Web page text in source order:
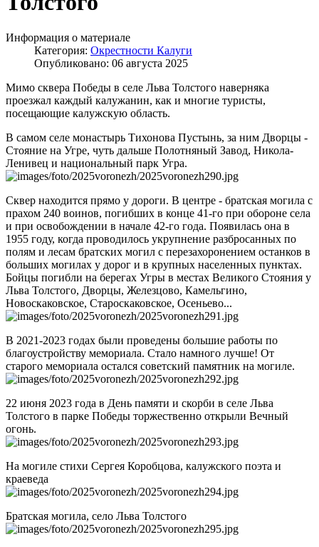
Информация о материале
Категория: Окрестности Калуги
Опубликовано: 06 августа 2025
Мимо сквера Победы в селе Льва Толстого наверняка
проезжал каждый калужанин, как и многие туристы,
посещающие калужскую область.
В самом селе монастырь Тихонова Пустынь, за ним Дворцы -
Стояние на Угре, чуть дальше Полотняный Завод, Никола-
Ленивец и национальный парк Угра.
Сквер находится прямо у дороги. В центре - братская могила с
прахом 240 воинов, погибших в конце 41-го при обороне села
и при освобождении в начале 42-го года. Появилась она в
1955 году, когда проводилось укрупнение разбросанных по
полям и лесам братских могил с перезахоронением останков в
больших могилах у дорог и в крупных населенных пунктах.
Бойцы погибли на берегах Угры в местах Великого Стояния у
Льва Толстого, Дворцы, Железцово, Камельгино,
Новоскаковское, Староскаковское, Осеньево...
В 2021-2023 годах были проведены большие работы по
благоустройству мемориала. Стало намного лучше! От
старого мемориала остался советский памятник на могиле.
22 июня 2023 года в День памяти и скорби в селе Льва
Толстого в парке Победы торжественно открыли Вечный
огонь.
На могиле стихи Сергея Коробцова, калужского поэта и
краеведа
Братская могила, село Льва Толстого